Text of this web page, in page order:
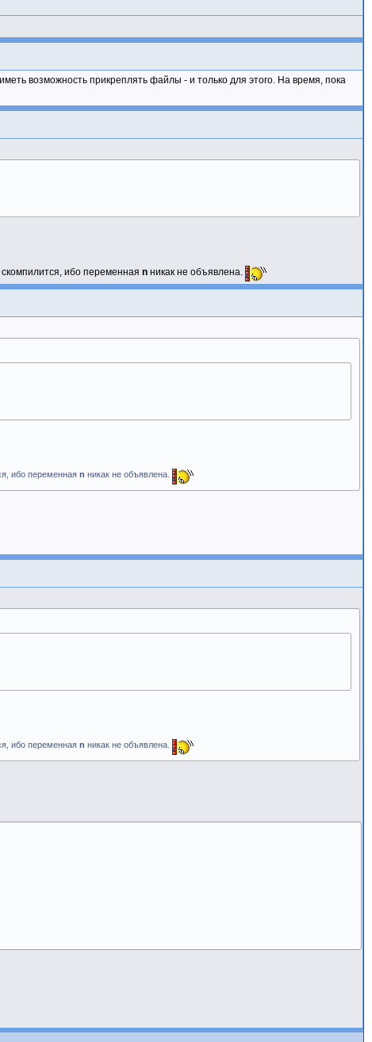
возможность прикреплять файлы - и только для этого. На время, пока
ибо переменная n никак не объявлена.
ибо переменная n никак не объявлена.
ибо переменная n никак не объявлена.